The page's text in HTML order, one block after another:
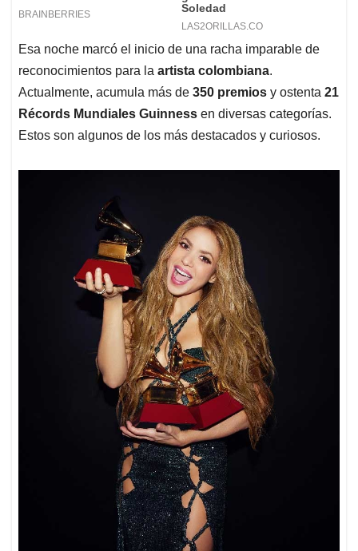
Esa noche marcó el inicio de una racha imparable de
reconocimientos para la artista colombiana.
Actualmente, acumula más de 350 premios y ostenta 21
Récords Mundiales Guinness en diversas categorías.
Estos son algunos de los más destacados y curiosos.